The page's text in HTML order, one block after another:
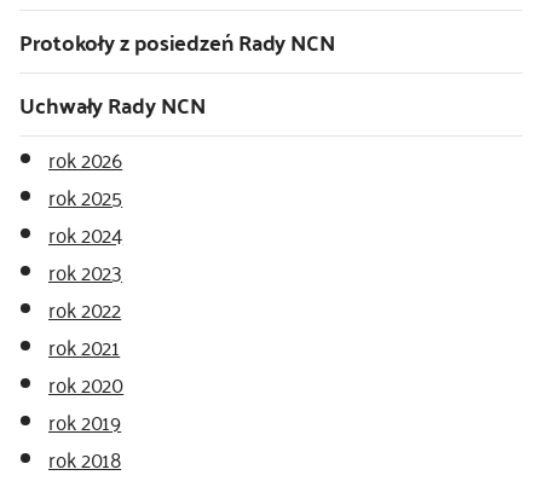
kontakt
Protokoły z posiedzeń Rady NCN
Uchwały Rady NCN
rok 2026
rok 2025
rok 2024
rok 2023
rok 2022
rok 2021
rok 2020
rok 2019
rok 2018